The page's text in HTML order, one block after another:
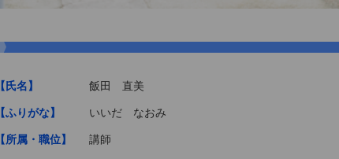
【氏名】 飯田 直美
【ふりがな】 いいだ なおみ
【所属・職位】 講師